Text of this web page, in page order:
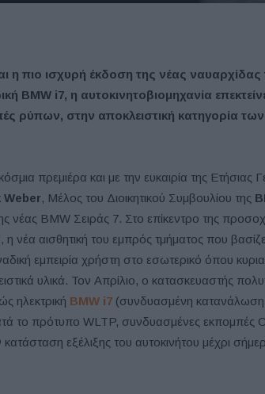
η πιο ισχυρή έκδοση της νέας
BMW i7, η αυτοκινητοβιομηχανία
ρύπων, στην αποκλειστική κατηγορία των
πρεμιέρα και με την ευκαιρία της Ετήσιας
Weber, Μέλος του Διοικητικού Συμβουλίου της
νέας BMW Σειράς 7. Στο επίκεντρο της
η νέα αισθητική του εμπρός τμήματος που
εμπειρία χρήστη στο εσωτερικό όπου
υλικά. Τον Απρίλιο, ο κατασκευαστής
ηλεκτρική BMW i7 (συνδυασμένη κατανάλωση
το πρότυπο WLTP, συνδυασμένες εκπομπές
εξέλιξης του αυτοκινήτου μέχρι